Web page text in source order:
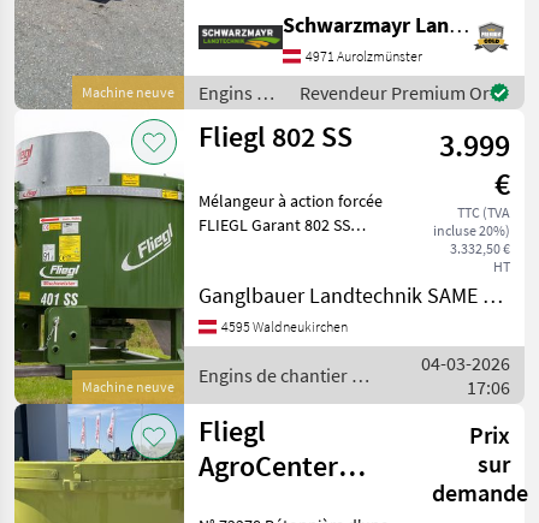
Mammut
Stockmann
Dominator
Afficher
tous
les 14
MODÈLE
Garant
802 SS
Machine neuve
ouverture hydraulique de
la grille Caractéristiques
techniques Débit d'huile r
Schwarzmayr Landtechnik GmbH - Aurolzmünster
4971 Aurolzmünster
Engins de
chantier /
Fliegl
Revendeur Premium Or
Machine neuve
Fliegl 802 SS
3.999
€
TTC (TVA
incluse 20%)
3.332,50 €
HT
Mélangeur à action forcée
FLIEGL Garant 802 SS
requise : min. 80 ch »
Diamètre d'entrée : 1 500
mm » Volume : 800
Ganglbauer Landtechnik SAME Massey Ferguson, Pöttinger
4595 Waldneukirchen
Engins de chantier /
Fliegl
04-03-2026
17:06
Fliegl
AgroCenter
Prix
sur
demande